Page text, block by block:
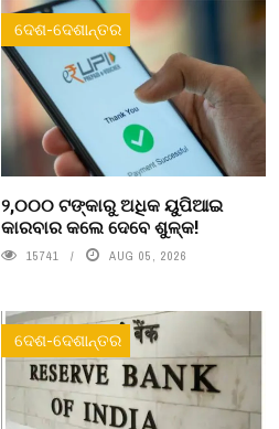
ଦେଶ-ଦେଶାନ୍ତର
୨,୦୦୦ ଟଙ୍କାରୁ ଅଧିକ ୟୁପିଆଇ
କାରବାର କଲେ ଦେବେ ଶୁଳ୍କ!
15741 AUG 05, 2026
ଦେଶ-ଦେଶାନ୍ତର